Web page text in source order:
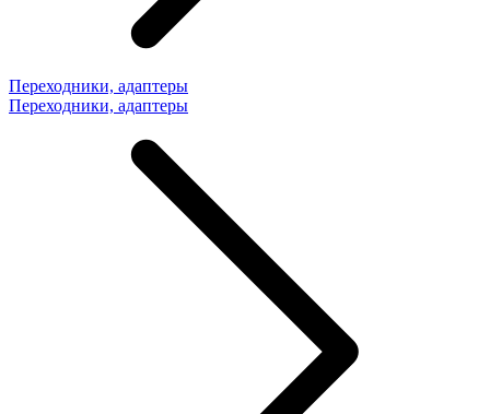
Переходники, адаптеры
Переходники, адаптеры